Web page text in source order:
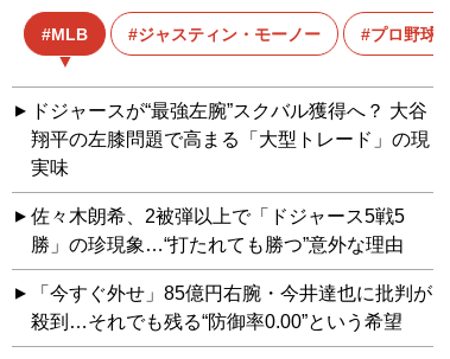
MLB ジャスティン・モーノー プロ野球
ドジャースが“最強左腕”スクバル獲得へ？ 大谷
翔平の左膝問題で高まる「大型トレード」の現
実味
佐々木朗希、2被弾以上で「ドジャース5戦5
勝」の珍現象…“打たれても勝つ”意外な理由
「今すぐ外せ」85億円右腕・今井達也に批判が
殺到…それでも残る“防御率0.00”という希望